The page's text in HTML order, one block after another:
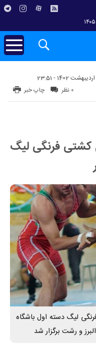
چاپ خبر ۰ نظر
کشتی فرنگی لیگ
لیگ دسته اول باشگاه
و رشت برگزار شد